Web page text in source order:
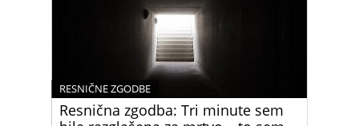
Resnična zgodba: Tri minute sem
RESNIČNE ZGODBE